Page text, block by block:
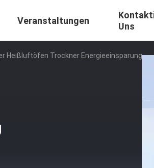
Veranstaltungen
Uns
Heißluftöfen Trockner Energieeinsparung